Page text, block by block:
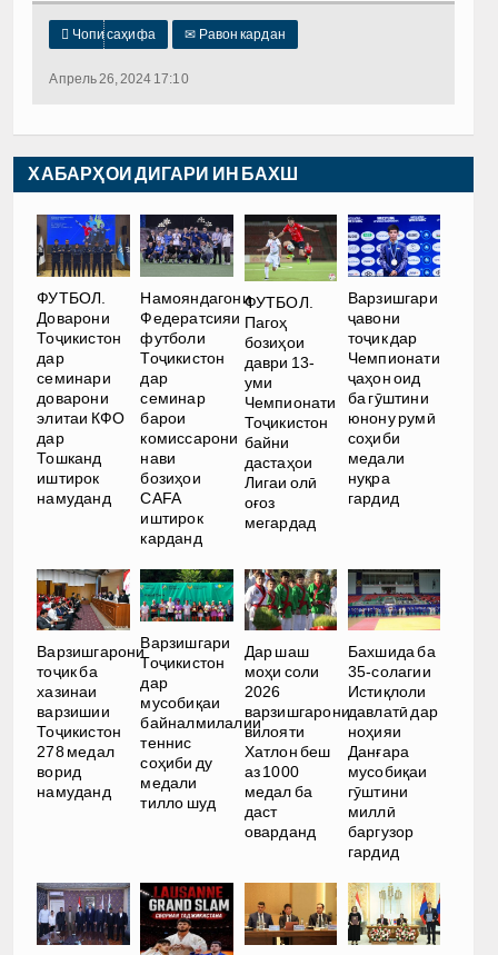
 Чопи саҳифа ✉ Равон кардан
Апрель 26, 2024 17:10
ХАБАРҲОИ ДИГАРИ ИН БАХШ
ФУТБОЛ.
Доварони
Тоҷикистон
дар
семинари
доварони
элитаи КФО
дар
Тошканд
иштирок
намуданд
Намояндагони
Федератсияи
футболи
Тоҷикистон
дар
семинар
барои
комиссарони
нави
бозиҳои
CAFA
иштирок
карданд
ФУТБОЛ.
Пагоҳ
бозиҳои
даври 13-
уми
Чемпионати
Тоҷикистон
байни
дастаҳои
Лигаи олӣ
оғоз
мегардад
Варзишгари
ҷавони
тоҷик дар
Чемпионати
ҷаҳон оид
ба гӯштини
юнону румӣ
соҳиби
медали
нуқра
гардид
Варзишгарони
тоҷик ба
хазинаи
варзишии
Тоҷикистон
278 медал
ворид
намуданд
Варзишгари
Тоҷикистон
дар
мусобиқаи
байналмилалии
теннис
соҳиби ду
медали
тилло шуд
Дар шаш
моҳи соли
2026
варзишгарони
вилояти
Хатлон беш
аз 1000
медал ба
даст
оварданд
Бахшида ба
35-солагии
Истиқлоли
давлатӣ дар
ноҳияи
Данғара
мусобиқаи
гӯштини
миллӣ
баргузор
гардид